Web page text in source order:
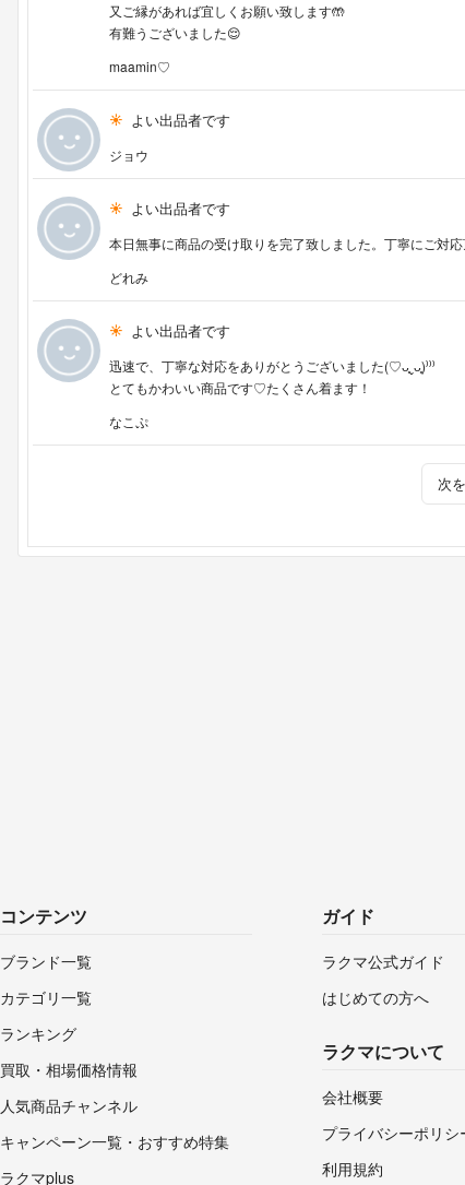
又ご縁があれば宜しくお願い致します🤲
有難うございました😌
maamin♡
よい出品者です
ジョウ
よい出品者です
本日無事に商品の受け取りを完了致しました。丁寧にご対
どれみ
よい出品者です
迅速で、丁寧な対応をありがとうございました(♡ᴗ͈ˬᴗ͈)⁾⁾⁾
とてもかわいい商品です♡たくさん着ます！
なこぷ
次
コンテンツ
ブランド一覧
カテゴリ一覧
ランキング
買取・相場価格情報
人気商品チャンネル
キャンペーン一覧・おすすめ特集
ラクマplus
ガイド
ラクマ公式ガイド
はじめての方へ
ラクマについて
会社概要
プライバシーポリシ
利用規約